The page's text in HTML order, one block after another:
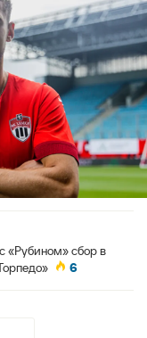
«Рубином» сбор в
6